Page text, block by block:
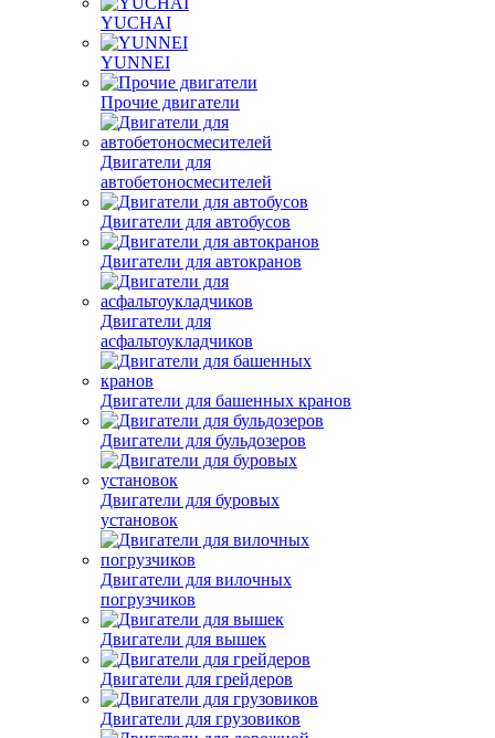
YUCHAI
YUNNEI
Прочие двигатели
Двигатели для
автобетоносмесителей
Двигатели для автобусов
Двигатели для автокранов
Двигатели для
асфальтоукладчиков
Двигатели для башенных кранов
Двигатели для бульдозеров
Двигатели для буровых
установок
Двигатели для вилочных
погрузчиков
Двигатели для вышек
Двигатели для грейдеров
Двигатели для грузовиков